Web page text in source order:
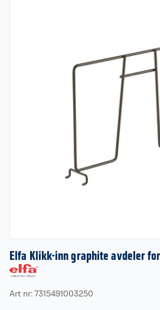
Elfa Klikk-inn graphite avdeler
Art nr: 7315491003250